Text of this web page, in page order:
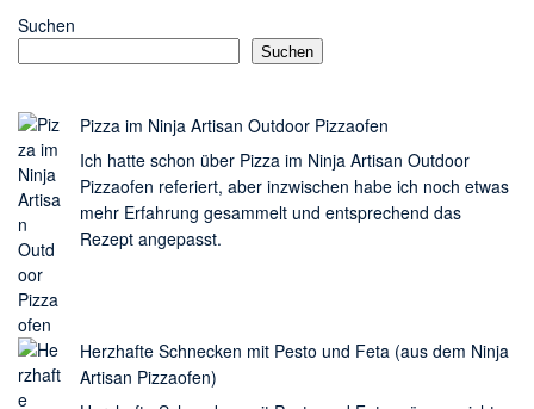
Suchen
Suchen
Pizza im Ninja Artisan Outdoor Pizzaofen
Ich hatte schon über Pizza im Ninja Artisan Outdoor
Pizzaofen referiert, aber inzwischen habe ich noch etwas
mehr Erfahrung gesammelt und entsprechend das
Rezept angepasst.
Herzhafte Schnecken mit Pesto und Feta (aus dem Ninja
Artisan Pizzaofen)